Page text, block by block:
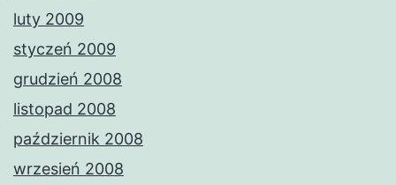
luty 2009
styczeń 2009
grudzień 2008
listopad 2008
październik 2008
wrzesień 2008